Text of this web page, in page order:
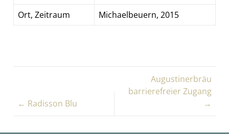
Ort, Zeitraum
Michaelbeuern, 2015
← Radisson Blu
Augustinerbräu
barrierefreier Zugang
→